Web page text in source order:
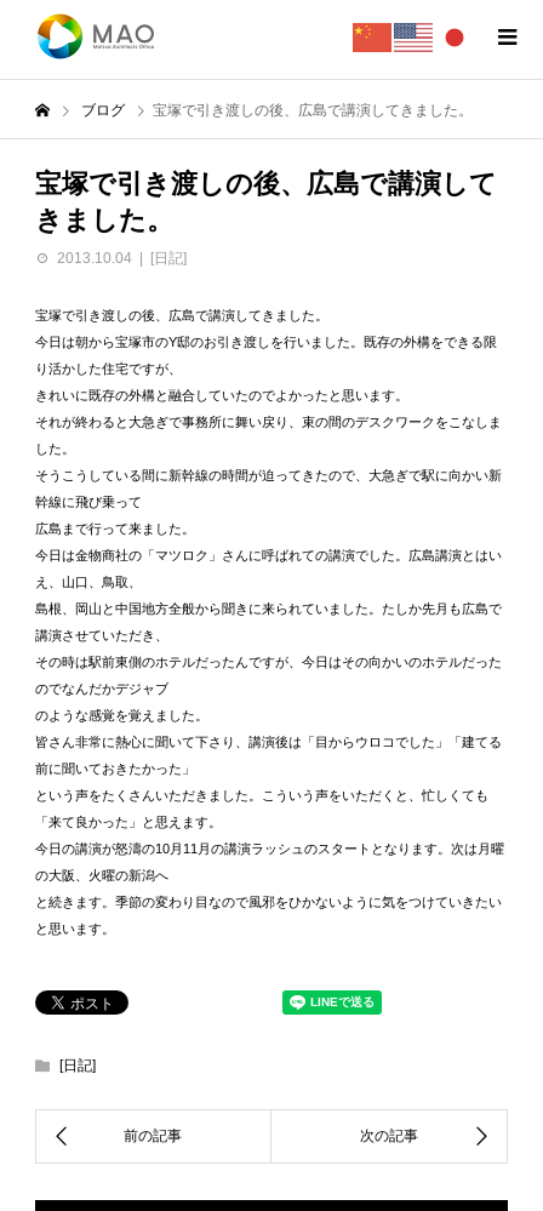
ブログ 宝塚で引き渡しの後、広島で講演してきました。
宝塚で引き渡しの後、広島で講演して
きました。
2013.10.04 [日記]
宝塚で引き渡しの後、広島で講演してきました。
今日は朝から宝塚市のY邸のお引き渡しを行いました。既存の外構をできる限
り活かした住宅ですが、
きれいに既存の外構と融合していたのでよかったと思います。
それが終わると大急ぎで事務所に舞い戻り、束の間のデスクワークをこなしま
した。
そうこうしている間に新幹線の時間が迫ってきたので、大急ぎで駅に向かい新
幹線に飛び乗って
広島まで行って来ました。
今日は金物商社の「マツロク」さんに呼ばれての講演でした。広島講演とはい
え、山口、鳥取、
島根、岡山と中国地方全般から聞きに来られていました。たしか先月も広島で
講演させていただき、
その時は駅前東側のホテルだったんですが、今日はその向かいのホテルだった
のでなんだかデジャブ
のような感覚を覚えました。
皆さん非常に熱心に聞いて下さり、講演後は「目からウロコでした」「建てる
前に聞いておきたかった」
という声をたくさんいただきました。こういう声をいただくと、忙しくても
「来て良かった」と思えます。
今日の講演が怒濤の10月11月の講演ラッシュのスタートとなります。次は月曜
の大阪、火曜の新潟へ
と続きます。季節の変わり目なので風邪をひかないように気をつけていきたい
と思います。
[日記]